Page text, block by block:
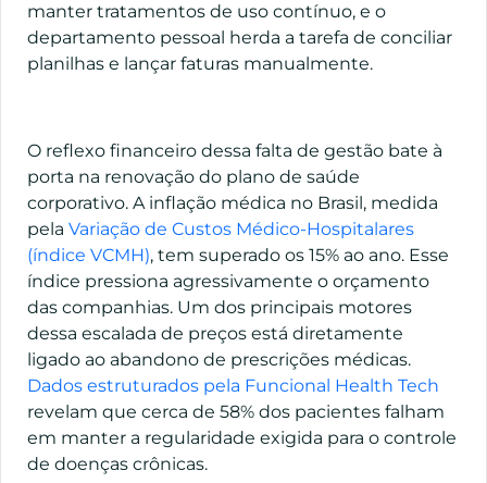
manter tratamentos de uso contínuo, e o
departamento pessoal herda a tarefa de conciliar
planilhas e lançar faturas manualmente.
O reflexo financeiro dessa falta de gestão bate à
porta na renovação do plano de saúde
corporativo. A inflação médica no Brasil, medida
pela Variação de Custos Médico-Hospitalares
(índice VCMH), tem superado os 15% ao ano. Esse
índice pressiona agressivamente o orçamento
das companhias. Um dos principais motores
dessa escalada de preços está diretamente
ligado ao abandono de prescrições médicas.
Dados estruturados pela Funcional Health Tech
revelam que cerca de 58% dos pacientes falham
em manter a regularidade exigida para o controle
de doenças crônicas.